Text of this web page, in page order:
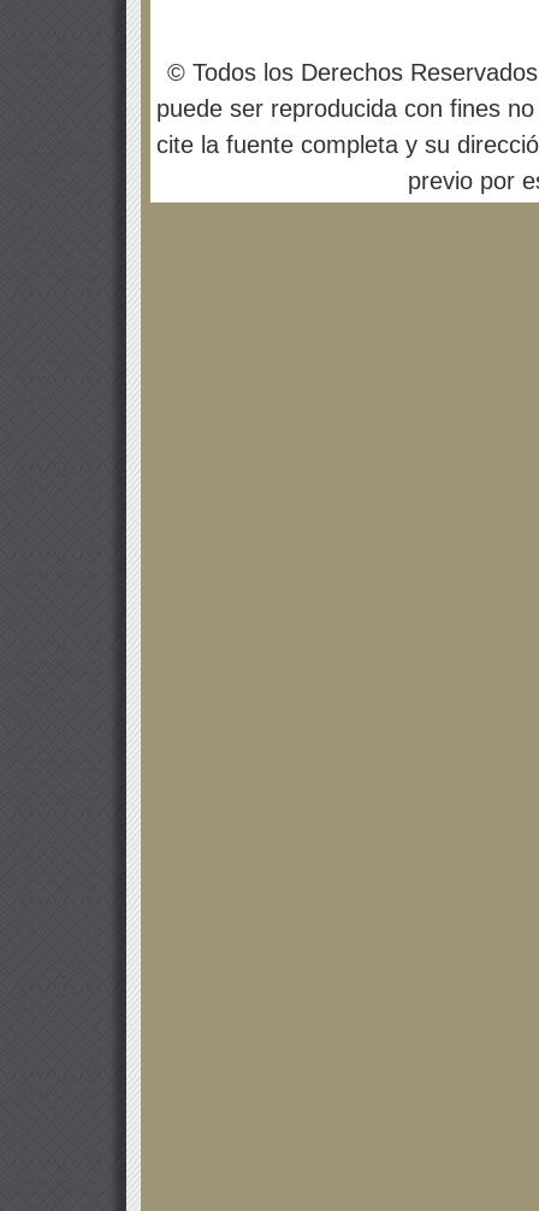
© Todos los Derechos
puede ser reproducida con fines
cite la fuente completa y su
previo por